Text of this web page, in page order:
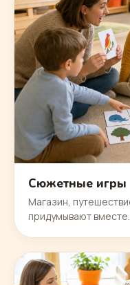
Сюжетные игры
Магазин,
придумывают вместе.